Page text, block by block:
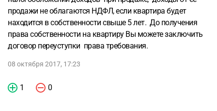
продажи не облагаются НДФЛ, если квартира будет
находится в собственности свыше 5 лет. До получения
права собственности на квартиру Вы можете заключить
договор переуступки права требования.
08 октября 2017, 17:23
1 0